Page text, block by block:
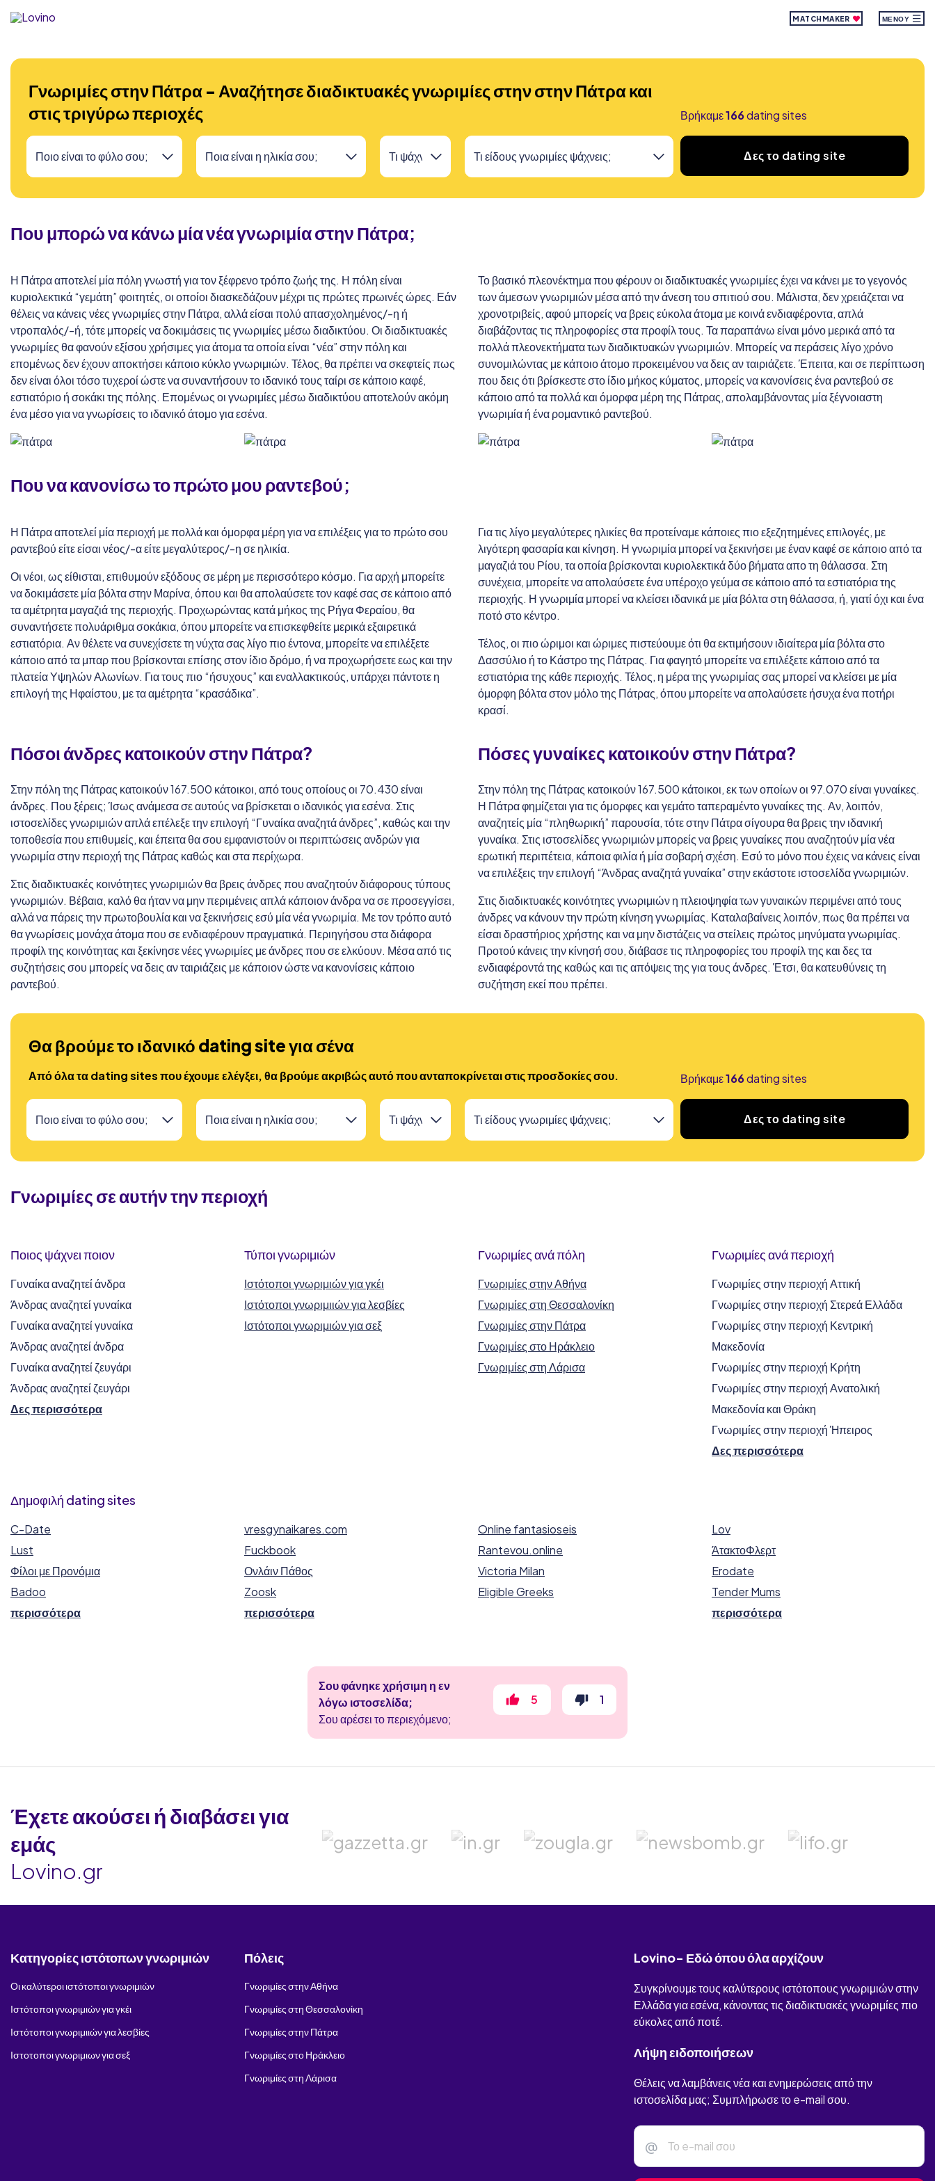
MATCHMAKER ΜΕΝΟΎ
Γνωριμίες στην Πάτρα - Αναζήτησε διαδικτυακές γνωριμίες στην στην Πάτρα και
στις τριγύρω περιοχές
Βρήκαμε166dating sites
Δες το dating site
Που μπορώ να κάνω μία νέα γνωριμία στηνΠάτρα;
Η Πάτρα αποτελεί μία πόλη γνωστή για τον ξέφρενο τρόπο ζωής της. Η πόλη είναι
κυριολεκτικά “γεμάτη” φοιτητές, οι οποίοι διασκεδάζουν μέχρι τις πρώτες πρωινές ώρες. Εάν
θέλεις να κάνεις νέες γνωριμίες στην Πάτρα, αλλά είσαι πολύ απασχολημένος/-η ή
ντροπαλός/-ή, τότε μπορείς να δοκιμάσεις τις γνωριμίες μέσω διαδικτύου. Οι διαδικτυακές
γνωριμίες θα φανούν εξίσου χρήσιμες για άτομα τα οποία είναι “νέα” στην πόλη και
επομένως δεν έχουν αποκτήσει κάποιο κύκλο γνωριμιών. Τέλος, θα πρέπει να σκεφτείς πως
δεν είναι όλοι τόσο τυχεροί ώστε να συναντήσουν το ιδανικό τους ταίρι σε κάποιο καφέ,
εστιατόριο ή σοκάκι της πόλης. Επομένως οι γνωριμίες μέσω διαδικτύου αποτελούν ακόμη
ένα μέσο για να γνωρίσεις το ιδανικό άτομο για εσένα.
Το βασικό πλεονέκτημα που φέρουν οι διαδικτυακές γνωριμίες έχει να κάνει με το γεγονός
των άμεσων γνωριμιών μέσα από την άνεση του σπιτιού σου. Μάλιστα, δεν χρειάζεται να
χρονοτριβείς, αφού μπορείς να βρεις εύκολα άτομα με κοινά ενδιαφέροντα, απλά
διαβάζοντας τις πληροφορίες στα προφίλ τους. Τα παραπάνω είναι μόνο μερικά από τα
πολλά πλεονεκτήματα των διαδικτυακών γνωριμιών. Μπορείς να περάσεις λίγο χρόνο
συνομιλώντας με κάποιο άτομο προκειμένου να δεις αν ταιριάζετε. Έπειτα, και σε περίπτωση
που δεις ότι βρίσκεστε στο ίδιο μήκος κύματος, μπορείς να κανονίσεις ένα ραντεβού σε
κάποιο από τα πολλά και όμορφα μέρη της Πάτρας, απολαμβάνοντας μία ξέγνοιαστη
γνωριμία ή ένα ρομαντικό ραντεβού.
Που να κανονίσω το πρώτο μου ραντεβού;
Η Πάτρα αποτελεί μία περιοχή με πολλά και όμορφα μέρη για να επιλέξεις για το πρώτο σου
ραντεβού είτε είσαι νέος/-α είτε μεγαλύτερος/-η σε ηλικία.
Οι νέοι, ως είθισται, επιθυμούν εξόδους σε μέρη με περισσότερο κόσμο. Για αρχή μπορείτε
να δοκιμάσετε μία βόλτα στην Μαρίνα, όπου και θα απολαύσετε τον καφέ σας σε κάποιο από
τα αμέτρητα μαγαζιά της περιοχής. Προχωρώντας κατά μήκος της Ρήγα Φεραίου, θα
συναντήσετε πολυάριθμα σοκάκια, όπου μπορείτε να επισκεφθείτε μερικά εξαιρετικά
εστιατόρια. Αν θέλετε να συνεχίσετε τη νύχτα σας λίγο πιο έντονα, μπορείτε να επιλέξετε
κάποιο από τα μπαρ που βρίσκονται επίσης στον ίδιο δρόμο, ή να προχωρήσετε εως και την
πλατεία Υψηλών Αλωνίων. Για τους πιο “ήσυχους” και εναλλακτικούς, υπάρχει πάντοτε η
επιλογή της Ηφαίστου, με τα αμέτρητα “κρασάδικα”.
Για τις λίγο μεγαλύτερες ηλικίες θα προτείναμε κάποιες πιο εξεζητημένες επιλογές, με
λιγότερη φασαρία και κίνηση. Η γνωριμία μπορεί να ξεκινήσει με έναν καφέ σε κάποιο από τα
μαγαζιά του Ρίου, τα οποία βρίσκονται κυριολεκτικά δύο βήματα απο τη θάλασσα. Στη
συνέχεια, μπορείτε να απολαύσετε ένα υπέροχο γεύμα σε κάποιο από τα εστιατόρια της
περιοχής. Η γνωριμία μπορεί να κλείσει ιδανικά με μία βόλτα στη θάλασσα, ή, γιατί όχι και ένα
ποτό στο κέντρο.
Τέλος, οι πιο ώριμοι και ώριμες πιστεύουμε ότι θα εκτιμήσουν ιδιαίτερα μία βόλτα στο
Δασσύλιο ή το Κάστρο της Πάτρας. Για φαγητό μπορείτε να επιλέξετε κάποιο από τα
εστιατόρια της κάθε περιοχής. Τέλος, η μέρα της γνωριμίας σας μπορεί να κλείσει με μία
όμορφη βόλτα στον μόλο της Πάτρας, όπου μπορείτε να απολαύσετε ήσυχα ένα ποτήρι
κρασί.
Πόσοι άνδρες κατοικούν στηνΠάτρα?
Στην πόλη της Πάτρας κατοικούν 167.500 κάτοικοι, από τους οποίους οι 70.430 είναι
άνδρες. Που ξέρεις; Ίσως ανάμεσα σε αυτούς να βρίσκεται ο ιδανικός για εσένα. Στις
ιστοσελίδες γνωριμιών απλά επέλεξε την επιλογή “Γυναίκα αναζητά άνδρες”, καθώς και την
τοποθεσία που επιθυμείς, και έπειτα θα σου εμφανιστούν οι περιπτώσεις ανδρών για
γνωριμία στην περιοχή της Πάτρας καθώς και στα περίχωρα.
Στις διαδικτυακές κοινότητες γνωριμιών θα βρεις άνδρες που αναζητούν διάφορους τύπους
γνωριμιών. Βέβαια, καλό θα ήταν να μην περιμένεις απλά κάποιον άνδρα να σε προσεγγίσει,
αλλά να πάρεις την πρωτοβουλία και να ξεκινήσεις εσύ μία νέα γνωριμία. Με τον τρόπο αυτό
θα γνωρίσεις μονάχα άτομα που σε ενδιαφέρουν πραγματικά. Περιηγήσου στα διάφορα
προφίλ της κοινότητας και ξεκίνησε νέες γνωριμίες με άνδρες που σε ελκύουν. Μέσα από τις
συζητήσεις σου μπορείς να δεις αν ταιριάζεις με κάποιον ώστε να κανονίσεις κάποιο
ραντεβού.
Πόσες γυναίκες κατοικούν στηνΠάτρα?
Στην πόλη της Πάτρας κατοικούν 167.500 κάτοικοι, εκ των οποίων οι 97.070 είναι γυναίκες.
Η Πάτρα φημίζεται για τις όμορφες και γεμάτο ταπεραμέντο γυναίκες της. Αν, λοιπόν,
αναζητείς μία “πληθωρική” παρουσία, τότε στην Πάτρα σίγουρα θα βρεις την ιδανική
γυναίκα. Στις ιστοσελίδες γνωριμιών μπορείς να βρεις γυναίκες που αναζητούν μία νέα
ερωτική περιπέτεια, κάποια φιλία ή μία σοβαρή σχέση. Εσύ το μόνο που έχεις να κάνεις είναι
να επιλέξεις την επιλογή “Άνδρας αναζητά γυναίκα” στην εκάστοτε ιστοσελίδα γνωριμιών.
Στις διαδικτυακές κοινότητες γνωριμιών η πλειοψηφία των γυναικών περιμένει από τους
άνδρες να κάνουν την πρώτη κίνηση γνωριμίας. Καταλαβαίνεις λοιπόν, πως θα πρέπει να
είσαι δραστήριος χρήστης και να μην διστάζεις να στείλεις πρώτος μηνύματα γνωριμίας.
Προτού κάνεις την κίνησή σου, διάβασε τις πληροφορίες του προφίλ της και δες τα
ενδιαφέροντά της καθώς και τις απόψεις της για τους άνδρες. Έτσι, θα κατευθύνεις τη
συζήτηση εκεί που πρέπει.
Θα βρούμε το ιδανικό dating site για σένα
Από όλα τα dating sites που έχουμε ελέγξει, θα βρούμε ακριβώς αυτό που ανταποκρίνεται στις προσδοκίες σου. Βρήκαμε166dating sites
Δες το dating site
Γνωριμίες σε αυτήν την περιοχή
Ποιος ψάχνει ποιον
Γυναίκα αναζητεί άνδρα
Άνδρας αναζητεί γυναίκα
Γυναίκα αναζητεί γυναίκα
Άνδρας αναζητεί άνδρα
Γυναίκα αναζητεί ζευγάρι
Άνδρας αναζητεί ζευγάρι
Δες περισσότερα
Τύποι γνωριμιών
Ιστότοποι γνωριμιών για γκέι
Ιστότοποι γνωριμιιών για λεσβίες
Ιστότοποι γνωριμιών για σεξ
Γνωριμίες ανά πόλη
Γνωριμίες στην Αθήνα
Γνωριμίες στη Θεσσαλονίκη
Γνωριμίες στην Πάτρα
Γνωριμίες στο Ηράκλειο
Γνωριμίες στη Λάρισα
Γνωριμίες ανά περιοχή
Γνωριμίες στην περιοχή Αττική
Γνωριμίες στην περιοχή Στερεά Ελλάδα
Γνωριμίες στην περιοχή Κεντρική
Μακεδονία
Γνωριμίες στην περιοχή Κρήτη
Γνωριμίες στην περιοχή Ανατολική
Μακεδονία και Θράκη
Γνωριμίες στην περιοχή Ήπειρος
Δες περισσότερα
Δημοφιλή dating sites
C-Date
Lust
Φίλοι με Προνόμια
Badoo
περισσότερα
vresgynaikares.com
Fuckbook
Ονλάιν Πάθος
Zoosk
περισσότερα
Online fantasioseis
Rantevou.online
Victoria Milan
Eligible Greeks
Lov
ΆτακτοΦλερτ
Erodate
Tender Mums
περισσότερα
Σου φάνηκε χρήσιμη η εν
λόγω ιστοσελίδα;
Σου αρέσει το περιεχόμενο;
5 1
Έχετε ακούσει ή διαβάσει για
εμάς
Lovino.gr
Κατηγορίες ιστότοπων γνωριμιών
Οι καλύτεροι ιστότοποι γνωριμιών
Ιστότοποι γνωριμιών για γκέι
Ιστότοποι γνωριμιιών για λεσβίες
Ιστοτοποι γνωριμιων για σεξ
Πόλεις
Γνωριμίες στην Αθήνα
Γνωριμίες στη Θεσσαλονίκη
Γνωριμίες στην Πάτρα
Γνωριμίες στο Ηράκλειο
Γνωριμίες στη Λάρισα
Lovino- Εδώ όπου όλα αρχίζουν
Συγκρίνουμε τους καλύτερους ιστότοπους γνωριμιών στην
Ελλάδα για εσένα, κάνοντας τις διαδικτυακές γνωριμίες πιο
εύκολες από ποτέ.
Λήψη ειδοποιήσεων
Θέλεις να λαμβάνεις νέα και ενημερώσεις από την
ιστοσελίδα μας; Συμπλήρωσε το e-mail σου.
@